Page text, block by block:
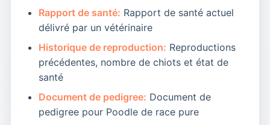
Rapport de santé: Rapport de santé actuel
délivré par un vétérinaire
Historique de reproduction: Reproductions
précédentes, nombre de chiots et état de
santé
Document de pedigree: Document de
pedigree pour Poodle de race pure